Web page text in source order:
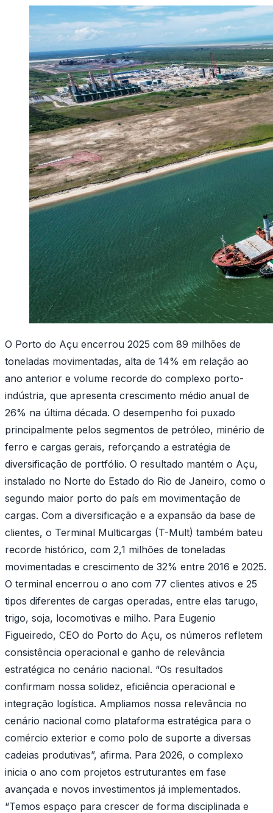
O Porto do Açu encerrou 2025 com 89 milhões de
toneladas movimentadas, alta de 14% em relação ao
ano anterior e volume recorde do complexo porto-
indústria, que apresenta crescimento médio anual de
26% na última década. O desempenho foi puxado
principalmente pelos segmentos de petróleo, minério de
ferro e cargas gerais, reforçando a estratégia de
diversificação de portfólio. O resultado mantém o Açu,
instalado no Norte do Estado do Rio de Janeiro, como o
segundo maior porto do país em movimentação de
cargas. Com a diversificação e a expansão da base de
clientes, o Terminal Multicargas (T-Mult) também bateu
recorde histórico, com 2,1 milhões de toneladas
movimentadas e crescimento de 32% entre 2016 e 2025.
O terminal encerrou o ano com 77 clientes ativos e 25
tipos diferentes de cargas operadas, entre elas tarugo,
trigo, soja, locomotivas e milho. Para Eugenio
Figueiredo, CEO do Porto do Açu, os números refletem
consistência operacional e ganho de relevância
estratégica no cenário nacional. “Os resultados
confirmam nossa solidez, eficiência operacional e
integração logística. Ampliamos nossa relevância no
cenário nacional como plataforma estratégica para o
comércio exterior e como polo de suporte a diversas
cadeias produtivas”, afirma. Para 2026, o complexo
inicia o ano com projetos estruturantes em fase
avançada e novos investimentos já implementados.
“Temos espaço para crescer de forma disciplinada e